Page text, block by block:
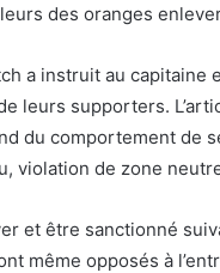
des oranges
a instruit au
leurs supporters.
du comportement de
violation de zone
et être sanctionné
même opposés à